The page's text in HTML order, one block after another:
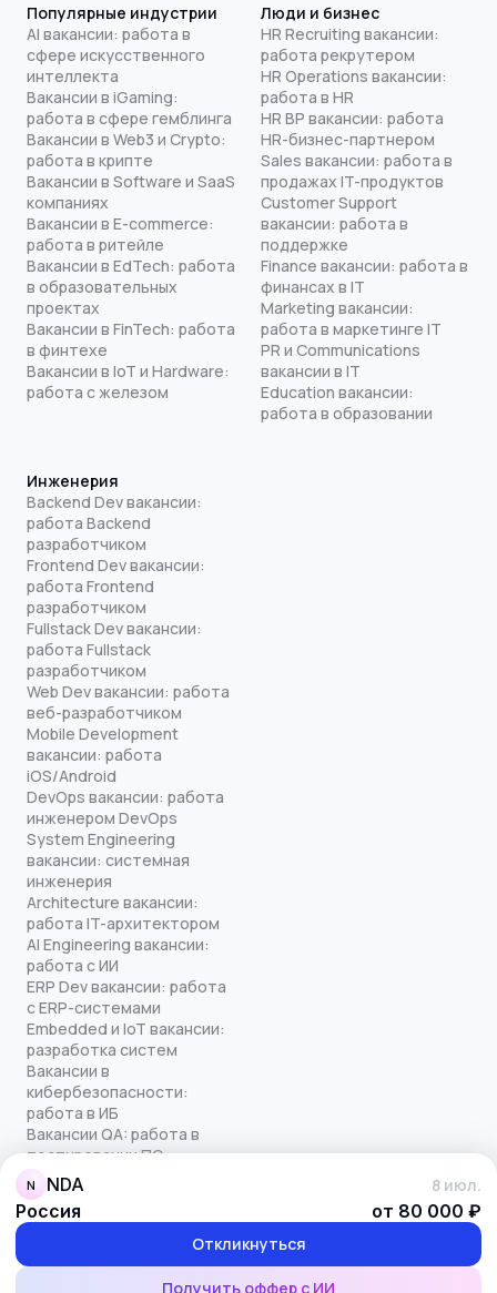
N NDA 8 июл.
Россия от 80 000 ₽
Откликнуться
Получить оффер с ИИ
Популярные индустрии
AI вакансии: работа в
сфере искусственного
интеллекта
Вакансии в iGaming:
работа в сфере гемблинга
Вакансии в Web3 и Crypto:
работа в крипте
Вакансии в Software и SaaS
компаниях
Вакансии в E-commerce:
работа в ритейле
Вакансии в EdTech: работа
в образовательных
проектах
Вакансии в FinTech: работа
в финтехе
Вакансии в IoT и Hardware:
работа с железом
Люди и бизнес
HR Recruiting вакансии:
работа рекрутером
HR Operations вакансии:
работа в HR
HR BP вакансии: работа
HR-бизнес-партнером
Sales вакансии: работа в
продажах IT-продуктов
Customer Support
вакансии: работа в
поддержке
Finance вакансии: работа в
финансах в IT
Marketing вакансии:
работа в маркетинге IT
PR и Communications
вакансии в IT
Education вакансии:
работа в образовании
Инженерия
Backend Dev вакансии:
работа Backend
разработчиком
Frontend Dev вакансии:
работа Frontend
разработчиком
Fullstack Dev вакансии:
работа Fullstack
разработчиком
Web Dev вакансии: работа
веб-разработчиком
Mobile Development
вакансии: работа
iOS/Android
DevOps вакансии: работа
инженером DevOps
System Engineering
вакансии: системная
инженерия
Architecture вакансии:
работа IT-архитектором
AI Engineering вакансии:
работа с ИИ
ERP Dev вакансии: работа
с ERP-системами
Embedded и IoT вакансии:
разработка систем
Вакансии в
кибербезопасности:
работа в ИБ
Вакансии QA: работа в
тестировании ПО
Политика конфиденциальности
Обработка персональных данных